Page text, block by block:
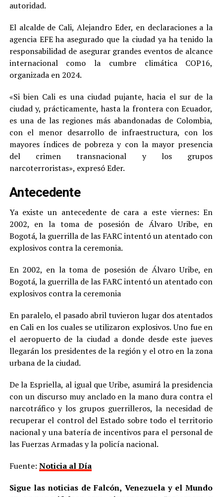
autoridad.
El alcalde de Cali, Alejandro Eder, en declaraciones a la
agencia EFE ha asegurado que la ciudad ya ha tenido la
responsabilidad de asegurar grandes eventos de alcance
internacional como la cumbre climática COP16,
organizada en 2024.
«Si bien Cali es una ciudad pujante, hacia el sur de la
ciudad y, prácticamente, hasta la frontera con Ecuador,
es una de las regiones más abandonadas de Colombia,
con el menor desarrollo de infraestructura, con los
mayores índices de pobreza y con la mayor presencia
del crimen transnacional y los grupos
narcoterroristas», expresó Eder.
Antecedente
Ya existe un antecedente de cara a este viernes: En
2002, en la toma de posesión de Álvaro Uribe, en
Bogotá, la guerrilla de las FARC intentó un atentado con
explosivos contra la ceremonia.
En 2002, en la toma de posesión de Álvaro Uribe, en
Bogotá, la guerrilla de las FARC intentó un atentado con
explosivos contra la ceremonia
En paralelo, el pasado abril tuvieron lugar dos atentados
en Cali en los cuales se utilizaron explosivos. Uno fue en
el aeropuerto de la ciudad a donde desde este jueves
llegarán los presidentes de la región y el otro en la zona
urbana de la ciudad.
De la Espriella, al igual que Uribe, asumirá la presidencia
con un discurso muy anclado en la mano dura contra el
narcotráfico y los grupos guerrilleros, la necesidad de
recuperar el control del Estado sobre todo el territorio
nacional y una batería de incentivos para el personal de
las Fuerzas Armadas y la policía nacional.
Fuente: Noticia al Día
Sigue las noticias de Falcón, Venezuela y el Mundo